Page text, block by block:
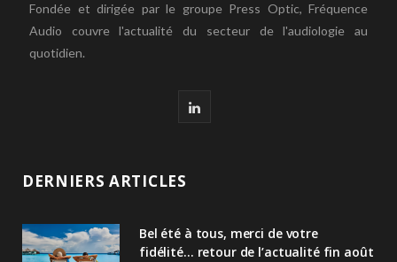
Fondée et dirigée par le groupe Press Optic, Fréquence
Audio couvre l'actualité du secteur de l'audiologie au
quotidien.
L
e
DERNIERS ARTICLES
Bel été à tous, merci de votre
fidélité… retour de l’actualité fin août